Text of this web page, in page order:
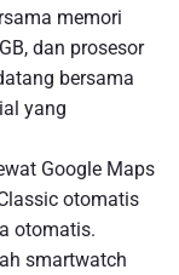
memori
dan prosesor
bersama
yang
Google Maps
otomatis
otomatis.
smartwatch